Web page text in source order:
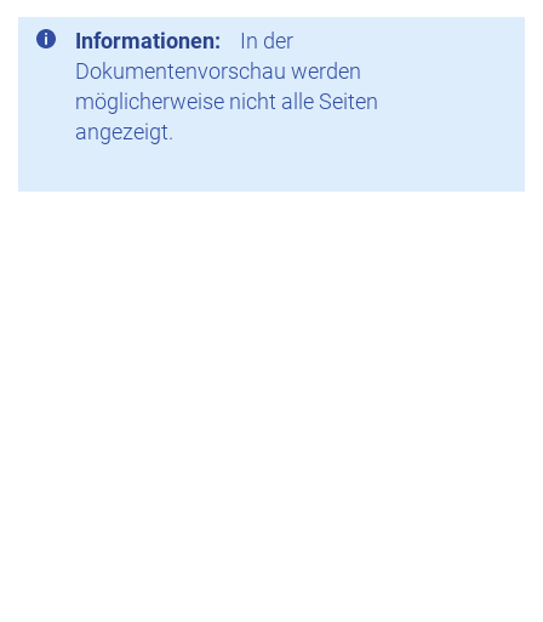
Informationen:
In der
Dokumentenvorschau werden
möglicherweise nicht alle Seiten
angezeigt.